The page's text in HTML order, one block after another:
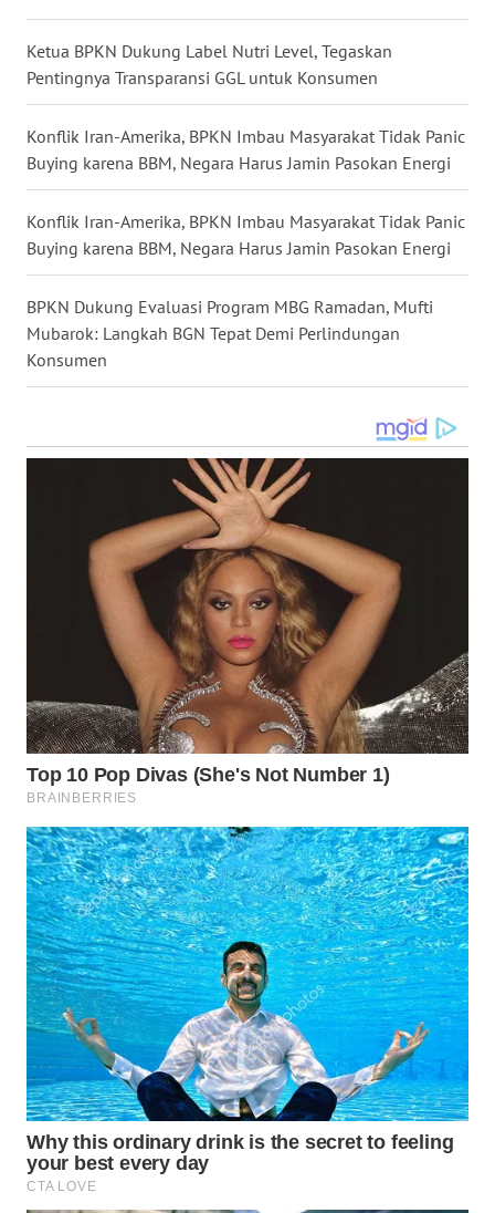
Ketua BPKN Dukung Label Nutri Level, Tegaskan
Pentingnya Transparansi GGL untuk Konsumen
Konflik Iran-Amerika, BPKN Imbau Masyarakat Tidak Panic
Buying karena BBM, Negara Harus Jamin Pasokan Energi
Konflik Iran-Amerika, BPKN Imbau Masyarakat Tidak Panic
Buying karena BBM, Negara Harus Jamin Pasokan Energi
BPKN Dukung Evaluasi Program MBG Ramadan, Mufti
Mubarok: Langkah BGN Tepat Demi Perlindungan
Konsumen
KALTARA
KALSEL
KALTIM
WN
SULSEL
WN
GORONTALO
WN
MALUKU
DAIRI
WN
DANAU
WN
NIAS
WN
LANGKAT
WN
TAPANULI
SELATAN
WN
TANJUNG
LESUNG